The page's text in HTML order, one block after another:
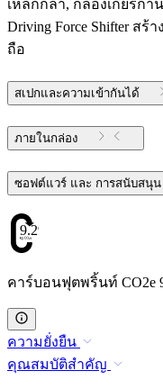
เหล็กกล้า, กล่องเกียร์ก้
Driving Force Shifter ส
ถือ
สเปกและความเข้ากันได้
ภายในกล่อง
ซอฟต์แวร์ และ การสนับสนุน
9.29
คาร์บอนฟุตพริ้นท์ CO2e
ความยั่งยืน
คุณสมบัติสำคัญ